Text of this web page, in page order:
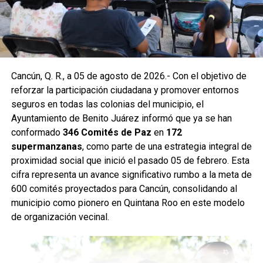
Hacienda de la Ciénega. Estas acciones forman parte de
un programa mayor que incluye trabajos en las
supermanzanas 93, 94, 95, 96, 99, 100, 101, 102, 105, 251,
255 y 517.
Como parte de las labores permanentes de prevención,
también se realizaron desazolves en pozos de absorción
de las supermanzanas 213 y 235, donde personal de
Servicios Públicos retiró basura vegetal, tierra y otros
desechos que obstruyen el flujo pluvial. En la
Supermanzana 235 se complementó la jornada con una
brigada de descacharrización para evitar la formación de
basureros clandestinos y promover la correcta
disposición de muebles, electrodomésticos y llantas.
Fuente: 5to Poder Agencia de Noticias
Cancún, Q. R., a 05 de agosto de 2026.- Con el objetivo de
reforzar la participación ciudadana y promover entornos
seguros en todas las colonias del municipio, el
Ayuntamiento de Benito Juárez informó que ya se han
conformado 346 Comités de Paz en 172
supermanzanas, como parte de una estrategia integral de
proximidad social que inició el pasado 05 de febrero. Esta
cifra representa un avance significativo rumbo a la meta de
600 comités proyectados para Cancún, consolidando al
municipio como pionero en Quintana Roo en este modelo
de organización vecinal.